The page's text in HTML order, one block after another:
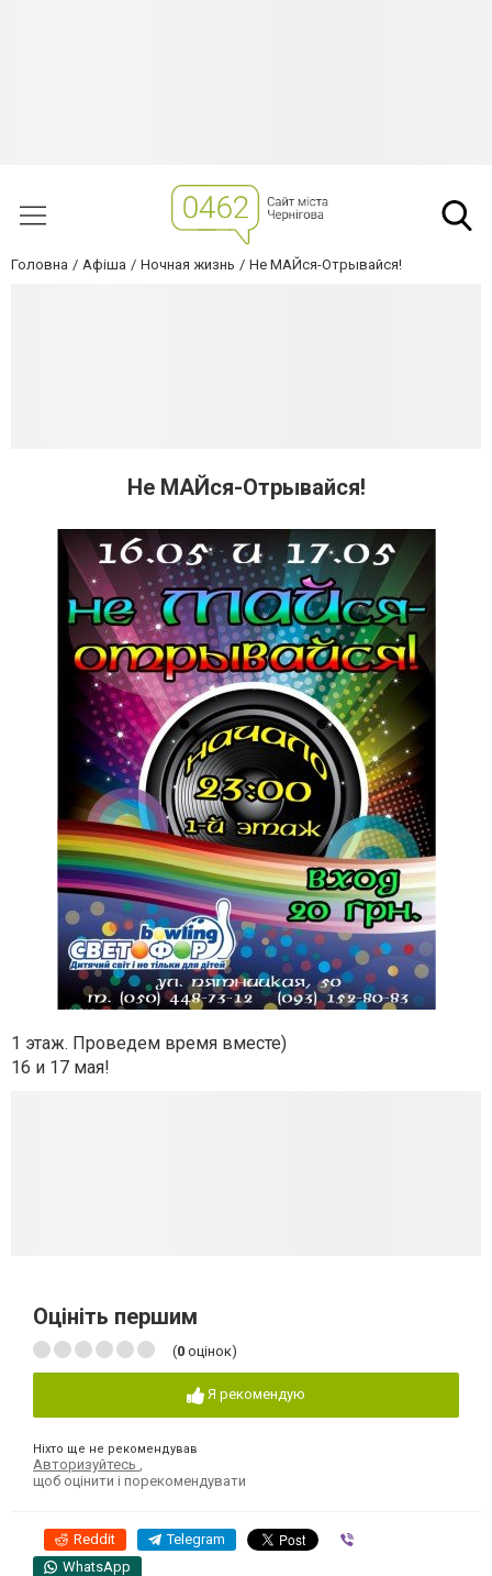
Головна Афіша Ночная жизнь Не МАЙся-Отрывайся!
Не МАЙся-Отрывайся!
1 этаж. Проведем время вместе)
16 и 17 мая!
Оцініть першим
(0 оцінок)
Я рекомендую
Ніхто ще не рекомендував
Авторизуйтесь
щоб оцінити і порекомендувати
Reddit Telegram
WhatsApp